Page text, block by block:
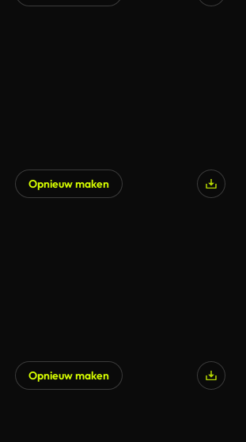
Opnieuw maken
Opnieuw maken